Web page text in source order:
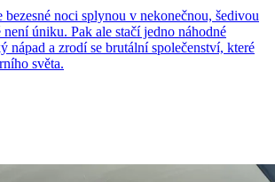
bezesné noci splynou v nekonečnou, šedivou
úniku. Pak ale stačí jedno náhodné
nápad a zrodí se brutální společenství, které
světa.